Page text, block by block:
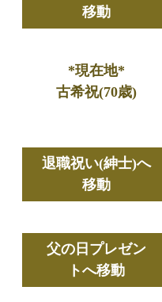
移動
*現在地*
古希祝(70歳)
退職祝い(紳士)へ
移動
父の日プレゼン
トへ移動